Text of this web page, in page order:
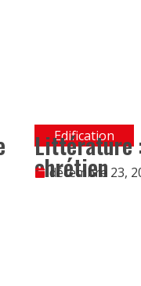
Edification
Littérature
chrétien
décembre 23,